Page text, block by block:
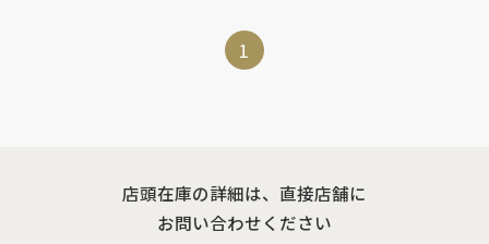
1
店頭在庫の詳細は、直接店舗に
お問い合わせください